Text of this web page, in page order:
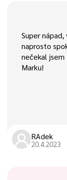
Super
naprosto
nečekal
Marku!
RAdek
20.4.2023